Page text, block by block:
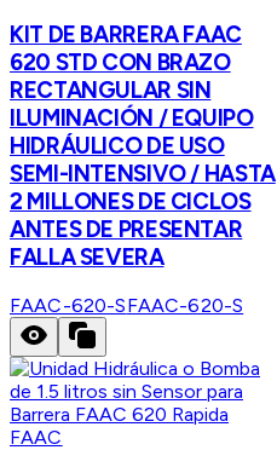
KIT DE BARRERA FAAC
620 STD CON BRAZO
RECTANGULAR SIN
ILUMINACIÓN / EQUIPO
HIDRÁULICO DE USO
SEMI-INTENSIVO / HASTA
2 MILLONES DE CICLOS
ANTES DE PRESENTAR
FALLA SEVERA
FAAC-620-SFAAC-620-S
FAAC